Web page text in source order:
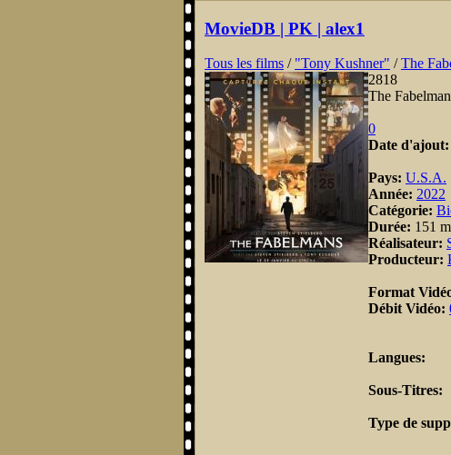
MovieDB | PK | alex1
Tous les films / "Tony Kushner" /The
2818
The
0
Date d'ajout:
Pays: U.S.A.
Année: 2022
Catégorie:
Durée: 151
Réalisateur:
Producteur:
Format
Débit Vidéo:
Langues:
Sous-Titres:
Type de